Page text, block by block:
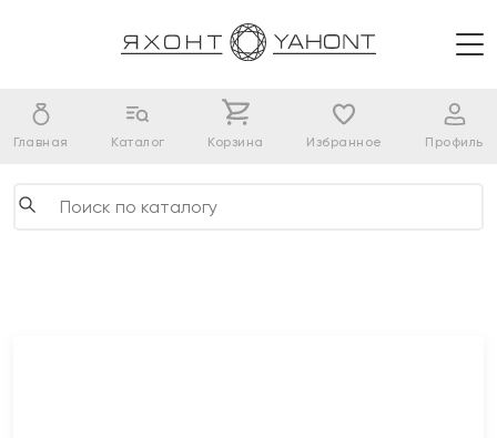
Главная Каталог Корзина Избранное Профиль